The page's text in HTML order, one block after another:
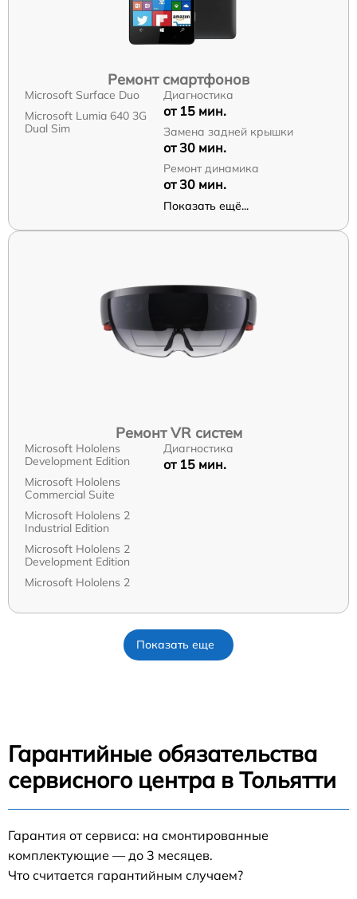
Ремонт смартфонов
Microsoft Surface Duo
Microsoft Lumia 640 3G
Dual Sim
Диагностика
от 15 мин.
Замена задней крышки
от 30 мин.
Ремонт динамика
от 30 мин.
Показать ещё...
Ремонт VR систем
Microsoft Hololens
Development Edition
Microsoft Hololens
Commercial Suite
Microsoft Hololens 2
Industrial Edition
Microsoft Hololens 2
Development Edition
Microsoft Hololens 2
Диагностика
от 15 мин.
Показать еще
Гарантийные обязательства
сервисного центра в Тольятти
Гарантия от сервиса: на смонтированные
комплектующие — до 3 месяцев.
Что считается гарантийным случаем?